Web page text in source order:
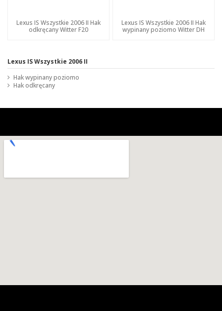
Lexus IS Wszystkie 2006 II Hak
odkręcany Witter F20
Lexus IS Wszystkie 2006 II Hak
wypinany poziomo Witter DH
Lexus IS Wszystkie 2006 II
Hak wypinany poziomo
Hak odkręcany